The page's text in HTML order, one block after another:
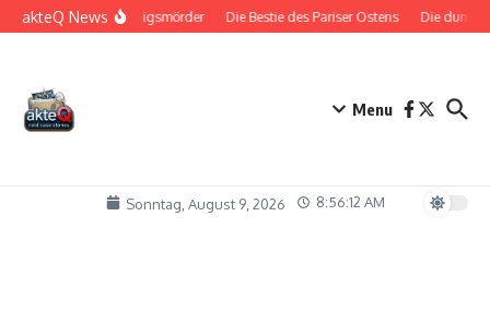
Zum Inhalt springen
akteQ NewsDer Königsmörder Die Bestie des Pariser Ostens Die dunkle
Menu
Sonntag, August 9, 2026 8:56:13 AM